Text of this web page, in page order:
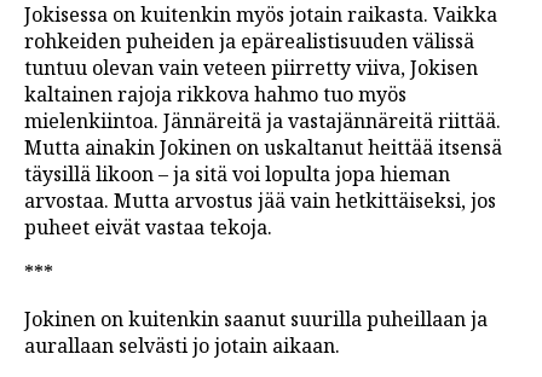
Jokisessa on kuitenkin myös jotain raikasta. Vaikka
rohkeiden puheiden ja epärealistisuuden välissä
tuntuu olevan vain veteen piirretty viiva, Jokisen
kaltainen rajoja rikkova hahmo tuo myös
mielenkiintoa. Jännäreitä ja vastajännäreitä riittää.
Mutta ainakin Jokinen on uskaltanut heittää itsensä
täysillä likoon – ja sitä voi lopulta jopa hieman
arvostaa. Mutta arvostus jää vain hetkittäiseksi, jos
puheet eivät vastaa tekoja.
***
Jokinen on kuitenkin saanut suurilla puheillaan ja
aurallaan selvästi jo jotain aikaan.